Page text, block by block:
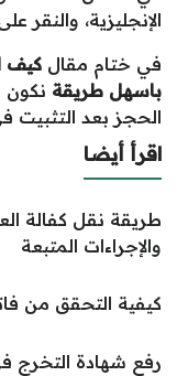
الإنجليزية، والنقر
في ختام مقال كيف
باسهل طريقة نكون
الحجز بعد التثبيت
اقرأ أيضا
والإجراءات المتبعة
كيفية التحقق من
رفع شهادة التخرج